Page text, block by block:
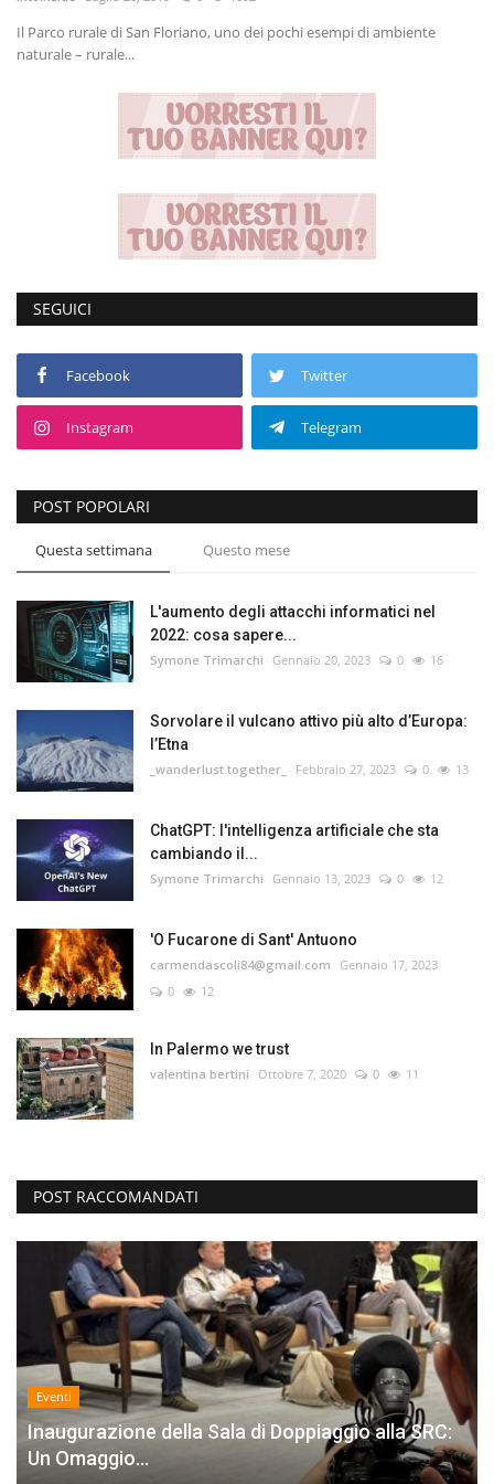
Volgo Academy
Contatti
Galleria
Shop
Il Parco rurale di San Floriano, uno dei pochi esempi di ambiente
naturale – rurale...
SEGUICI
Facebook Twitter
Instagram Telegram
POST POPOLARI
Questa settimana Questo mese
L'aumento degli attacchi informatici nel
2022: cosa sapere...
Symone Trimarchi Gennaio 20, 2023 0 16
Sorvolare il vulcano attivo più alto d’Europa:
l’Etna
_wanderlust.together_ Febbraio 27, 2023 0 13
ChatGPT: l'intelligenza artificiale che sta
cambiando il...
Symone Trimarchi Gennaio 13, 2023 0 12
'O Fucarone di Sant' Antuono
carmendascoli84@gmail.com
Gennaio 17, 2023
0
12
In Palermo we trust
valentina bertini Ottobre 7, 2020 0 11
POST RACCOMANDATI
Eventi
Inaugurazione della Sala di Doppiaggio alla SRC:
Un Omaggio...